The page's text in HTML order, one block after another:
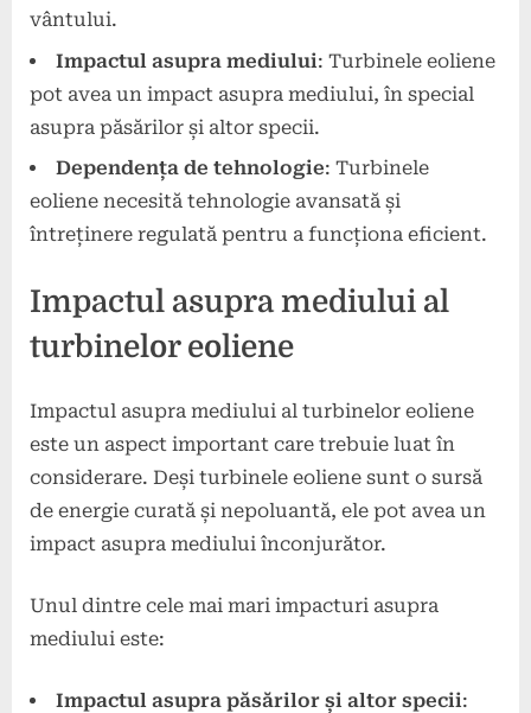
vântului.
Impactul asupra mediului: Turbinele eoliene
pot avea un impact asupra mediului, în special
asupra păsărilor și altor specii.
Dependența de tehnologie: Turbinele
eoliene necesită tehnologie avansată și
întreținere regulată pentru a funcționa eficient.
Impactul asupra mediului al
turbinelor eoliene
Impactul asupra mediului al turbinelor eoliene
este un aspect important care trebuie luat în
considerare. Deși turbinele eoliene sunt o sursă
de energie curată și nepoluantă, ele pot avea un
impact asupra mediului înconjurător.
Unul dintre cele mai mari impacturi asupra
mediului este:
Impactul asupra păsărilor și altor specii: